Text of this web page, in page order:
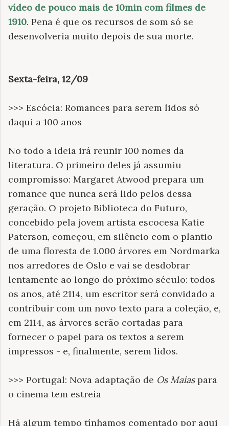
vídeo de pouco mais de 10min com filmes de
1910. Pena é que os recursos de som só se
desenvolveria muito depois de sua morte.
Sexta-feira, 12/09
>>> Escócia: Romances para serem lidos só
daqui a 100 anos
No todo a ideia irá reunir 100 nomes da
literatura. O primeiro deles já assumiu
compromisso: Margaret Atwood prepara um
romance que nunca será lido pelos dessa
geração. O projeto Biblioteca do Futuro,
concebido pela jovem artista escocesa Katie
Paterson, começou, em silêncio com o plantio
de uma floresta de 1.000 árvores em Nordmarka
nos arredores de Oslo e vai se desdobrar
lentamente ao longo do próximo século: todos
os anos, até 2114, um escritor será convidado a
contribuir com um novo texto para a coleção, e,
em 2114, as árvores serão cortadas para
fornecer o papel para os textos a serem
impressos - e, finalmente, serem lidos.
>>> Portugal: Nova adaptação de Os Maiaspara
o cinema tem estreia
Há algum tempo tínhamos comentado por aqui